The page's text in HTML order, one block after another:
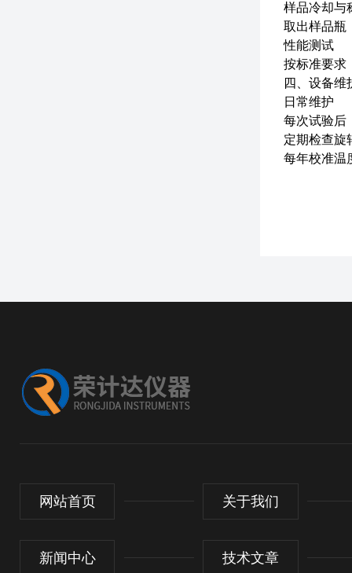
样品冷却与
取出样品瓶
性能测试
按标准要求
四、设备维
日常维护
每次试验后
定期检查旋
每年校准温
网站首页 关于我们
新闻中心 技术文章